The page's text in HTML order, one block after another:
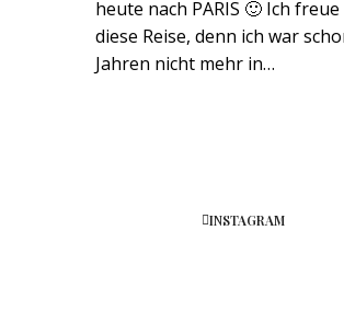
heute nach PARIS 🙂 Ich
diese Reise, denn ich war
Jahren nicht mehr in…
INSTAGRAM